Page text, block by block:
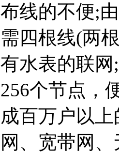
线的不便;
四根线(两
水表的联
个节点，
百万户以
、宽带网